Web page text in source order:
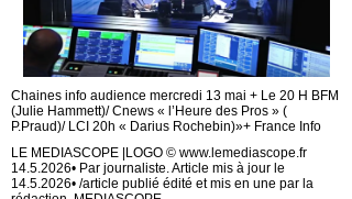
Chaines info audience mercredi 13 mai + Le 20 H BFM
(Julie Hammett)/ Cnews « l’Heure des Pros » (
P.Praud)/ LCI 20h « Darius Rochebin)»+ France Info
LE MEDIASCOPE |LOGO © www.lemediascope.fr
14.5.2026• Par journaliste. Article mis à jour le
14.5.2026• /article publié édité et mis en une par la